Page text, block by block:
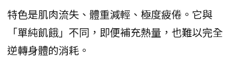
特色是肌肉流失、體重減輕、極度疲倦。它與
「單純飢餓」不同，即便補充熱量，也難以完全
逆轉身體的消耗。